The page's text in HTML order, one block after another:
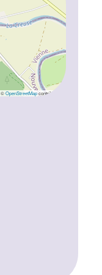
©OpenStreetMapcontributors